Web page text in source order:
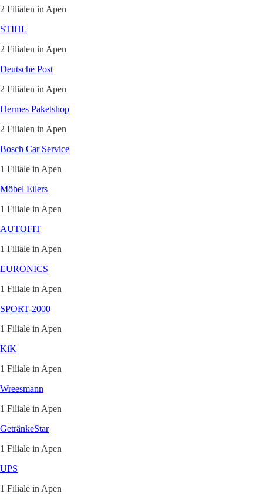
2 Filialen in Apen
STIHL
2 Filialen in Apen
Deutsche Post
2 Filialen in Apen
Hermes Paketshop
2 Filialen in Apen
Bosch Car Service
1 Filiale in Apen
Möbel Eilers
1 Filiale in Apen
AUTOFIT
1 Filiale in Apen
EURONICS
1 Filiale in Apen
SPORT-2000
1 Filiale in Apen
KiK
1 Filiale in Apen
Wreesmann
1 Filiale in Apen
GetränkeStar
1 Filiale in Apen
UPS
1 Filiale in Apen